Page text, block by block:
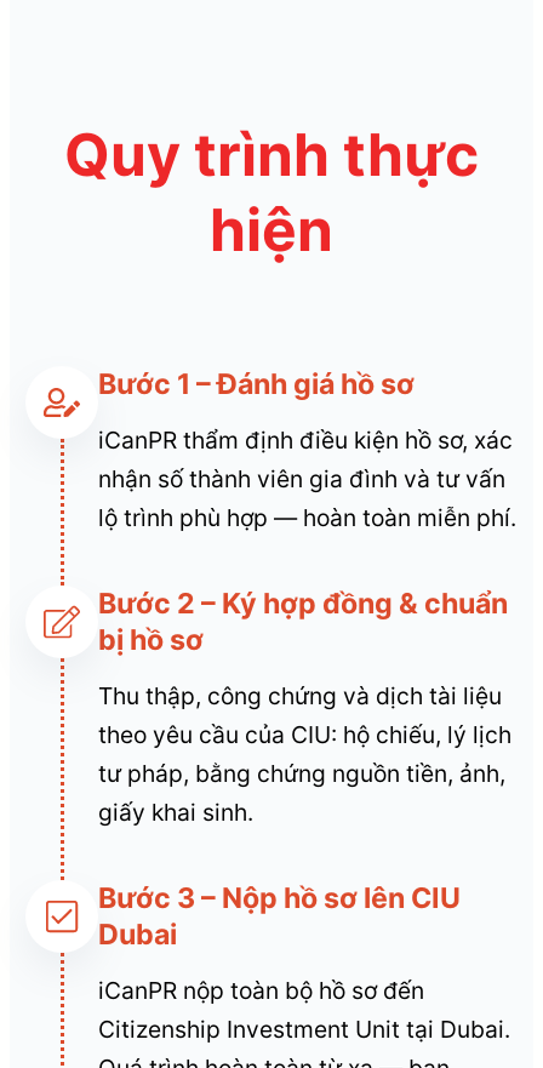
Quy trình thực
hiện
Bước 1 – Đánh giá hồ sơ
iCanPR thẩm định điều kiện hồ sơ, xác
nhận số thành viên gia đình và tư vấn
lộ trình phù hợp — hoàn toàn miễn phí.
Bước 2 – Ký hợp đồng & chuẩn
bị hồ sơ
Thu thập, công chứng và dịch tài liệu
theo yêu cầu của CIU: hộ chiếu, lý lịch
tư pháp, bằng chứng nguồn tiền, ảnh,
giấy khai sinh.
Bước 3 – Nộp hồ sơ lên CIU
Dubai
iCanPR nộp toàn bộ hồ sơ đến
Citizenship Investment Unit tại Dubai.